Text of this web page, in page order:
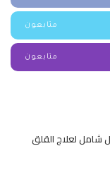
متابعون
متابعون
شامل لعلاج القلق